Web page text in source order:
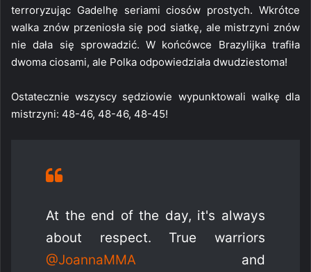
terroryzując Gadelhę seriami ciosów prostych. Wkrótce
walka znów przeniosła się pod siatkę, ale mistrzyni znów
nie dała się sprowadzić. W końcówce Brazylijka trafiła
dwoma ciosami, ale Polka odpowiedziała dwudziestoma!
Ostatecznie wszyscy sędziowie wypunktowali walkę dla
mistrzyni: 48-46, 48-46, 48-45!
At the end of the day, it's always
about respect. True warriors
@JoannaMMA and